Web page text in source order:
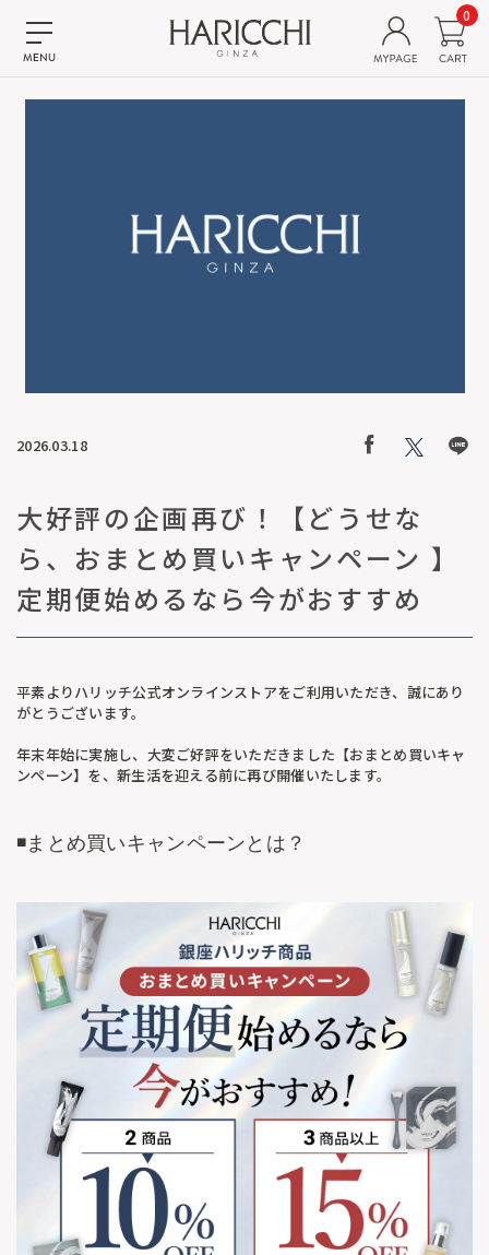
0
2026.03.18
大好評の企画再び！【どうせな
ら、おまとめ買いキャンペーン 】
定期便始めるなら今がおすすめ
平素よりハリッチ公式オンラインストアをご利用いただき、誠にあり
がとうございます。
年末年始に実施し、大変ご好評をいただきました【おまとめ買いキャ
ンペーン】を、新生活を迎える前に再び開催いたします。
◾️まとめ買いキャンペーンとは？